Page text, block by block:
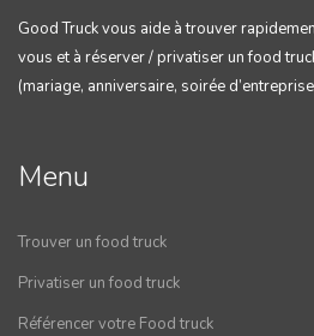
Good Truck vous aide à trouver
vous et à réserver / privatiser un food
(mariage, anniversaire, soirée
Menu
Trouver un food truck
Privatiser un food truck
Référencer votre Food truck